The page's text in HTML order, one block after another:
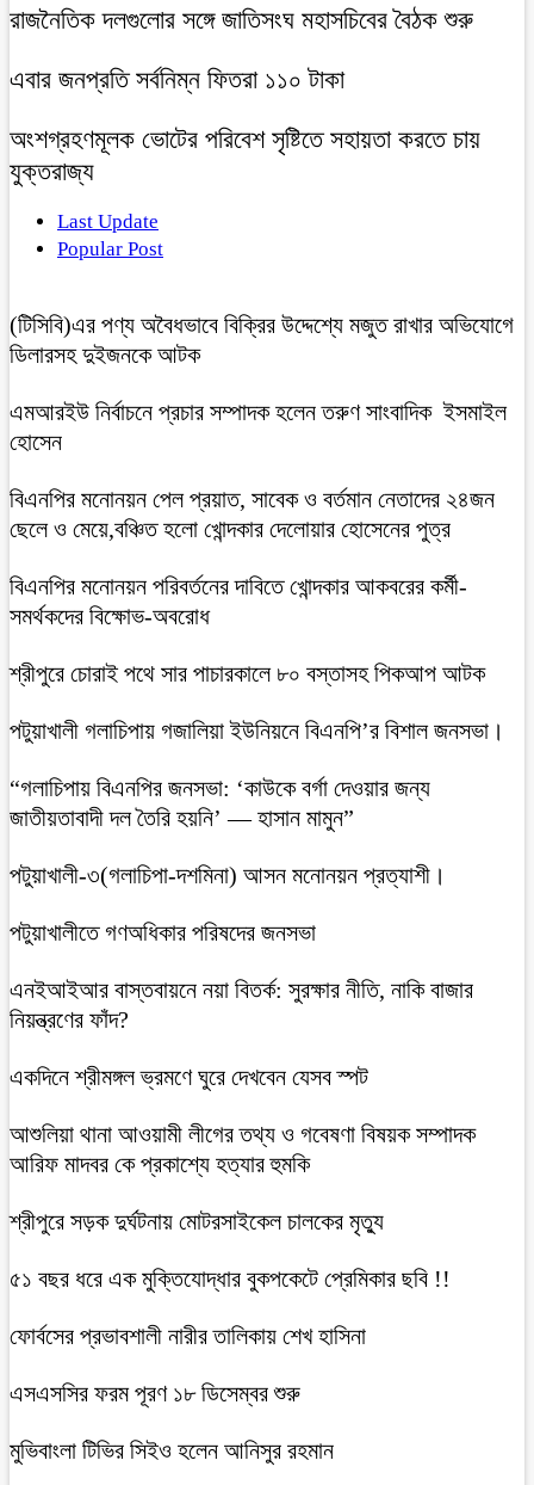
রাজনৈতিক দলগুলোর সঙ্গে জাতিসংঘ মহাসচিবের বৈঠক শুরু
এবার জনপ্রতি সর্বনিম্ন ফিতরা ১১০ টাকা
অংশগ্রহণমূলক ভোটের পরিবেশ সৃষ্টিতে সহায়তা করতে চায়
যুক্তরাজ্য
Last Update
Popular Post
(টিসিবি)এর পণ্য অবৈধভাবে বিক্রির উদ্দেশ্যে মজুত রাখার অভিযোগে
ডিলারসহ দুইজনকে আটক
এমআরইউ নির্বাচনে প্রচার সম্পাদক হলেন তরুণ সাংবাদিক ইসমাইল
হোসেন
বিএনপির মনোনয়ন পেল প্রয়াত, সাবেক ও বর্তমান নেতাদের ২৪জন
ছেলে ও মেয়ে,বঞ্চিত হলো খোন্দকার দেলোয়ার হোসেনের পুত্র
বিএনপির মনোনয়ন পরিবর্তনের দাবিতে খোন্দকার আকবরের কর্মী-
সমর্থকদের বিক্ষোভ-অবরোধ
শ্রীপুরে চোরাই পথে সার পাচারকালে ৮০ বস্তাসহ পিকআপ আটক
‎পটুয়াখালী গলাচিপায় গজালিয়া ইউনিয়নে বিএনপি’র বিশাল জনসভা।
“গলাচিপায় বিএনপির জনসভা: ‘কাউকে বর্গা দেওয়ার জন্য
জাতীয়তাবাদী দল তৈরি হয়নি’ — হাসান মামুন”
পটুয়াখালী-৩(গলাচিপা-দশমিনা) আসন মনোনয়ন প্রত্যাশী।
পটুয়াখালীতে গণঅধিকার পরিষদের জনসভা
এনইআইআর বাস্তবায়নে নয়া বিতর্ক: সুরক্ষার নীতি, নাকি বাজার
নিয়ন্ত্রণের ফাঁদ?
একদিনে শ্রীমঙ্গল ভ্রমণে ঘুরে দেখবেন যেসব স্পট
আশুলিয়া থানা আওয়ামী লীগের তথ্য ও গবেষণা বিষয়ক সম্পাদক
আরিফ মাদবর কে প্রকাশ্যে হত্যার হুমকি
শ্রীপুরে সড়ক দুর্ঘটনায় মোটরসাইকেল চালকের মৃত্যু
৫১ বছর ধরে এক মুক্তিযোদ্ধার বুকপকেটে প্রেমিকার ছবি !!
ফোর্বসের প্রভাবশালী নারীর তালিকায় শেখ হাসিনা
এসএসসির ফরম পূরণ ১৮ ডিসেম্বর শুরু
মুভিবাংলা টিভির সিইও হলেন আনিসুর রহমান